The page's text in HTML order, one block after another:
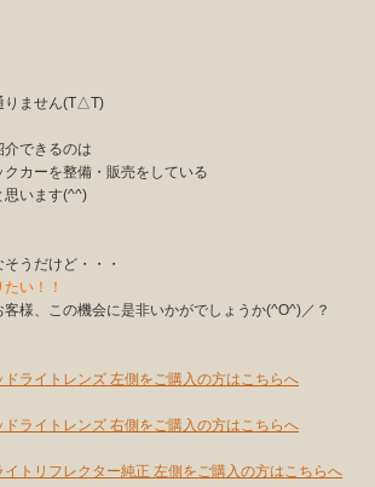
りません(T△T)
できるのは
クカーを整備・販売をしている
思います(^^)
うだけど・・・
い！！
様、この機会に是非いかがでしょうか(^O^)／？
ライトレンズ 左側をご購入の方はこちらへ
ライトレンズ 右側をご購入の方はこちらへ
トリフレクター純正 左側をご購入の方はこちらへ